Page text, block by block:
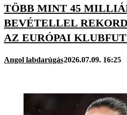
TÖBB MINT 45
BEVÉTELLEL
AZ EURÓPAI
Angol labdarúgás2026.07.09. 16:25